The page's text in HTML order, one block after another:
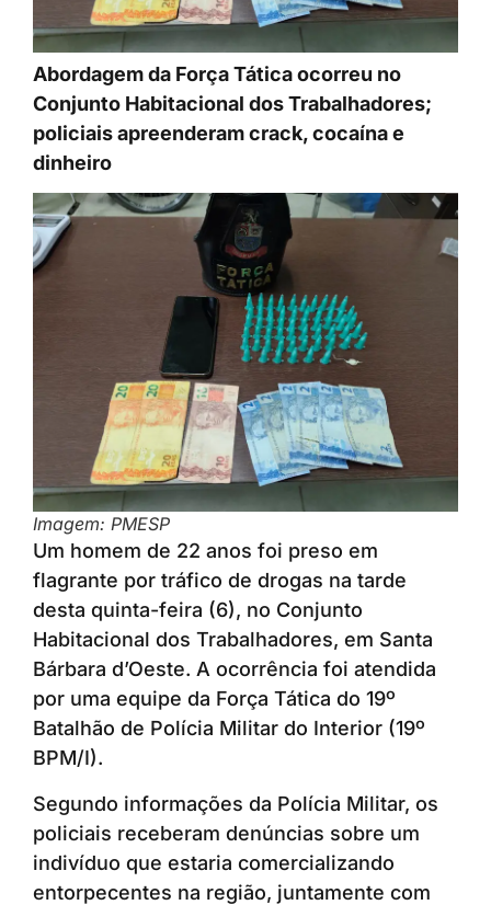
Abordagem da Força Tática ocorreu no
Conjunto Habitacional dos Trabalhadores;
policiais apreenderam crack, cocaína e
dinheiro
Imagem: PMESP
Um homem de 22 anos foi preso em
flagrante por tráfico de drogas na tarde
desta quinta-feira (6), no Conjunto
Habitacional dos Trabalhadores, em Santa
Bárbara d’Oeste. A ocorrência foi atendida
por uma equipe da Força Tática do 19º
Batalhão de Polícia Militar do Interior (19º
BPM/I).
Segundo informações da Polícia Militar, os
policiais receberam denúncias sobre um
indivíduo que estaria comercializando
entorpecentes na região, juntamente com